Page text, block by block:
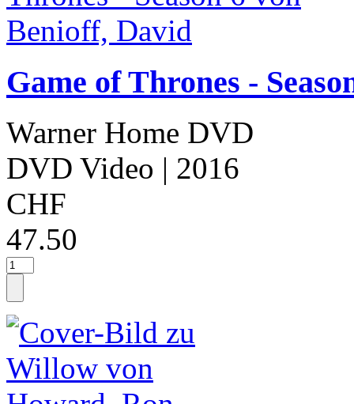
Game of Thrones -
Warner Home DVD
DVD Video | 2016
CHF
47.50